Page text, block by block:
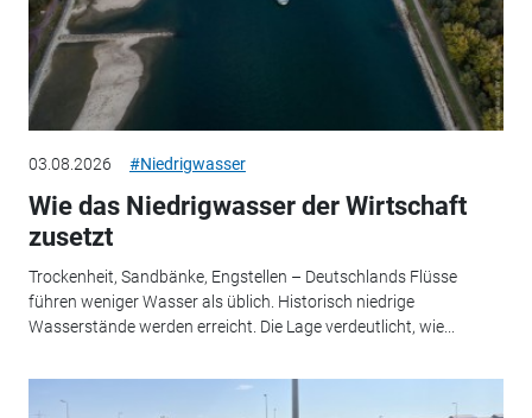
03.08.2026 #Niedrigwasser
Wie das Niedrigwasser der Wirtschaft
zusetzt
Trockenheit, Sandbänke, Engstellen – Deutschlands Flüsse
führen weniger Wasser als üblich. Historisch niedrige
Wasserstände werden erreicht. Die Lage verdeutlicht, wie...